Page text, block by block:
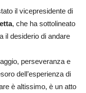
il vicepresidente di
, che ha sottolineato
il desiderio di andare
perseveranza e
dell’esperienza di
è altissimo, è un atto